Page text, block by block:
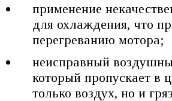
применение
для охлаждения, что
перегреванию мотора;
неисправный
который пропускает в
только воздух, но и